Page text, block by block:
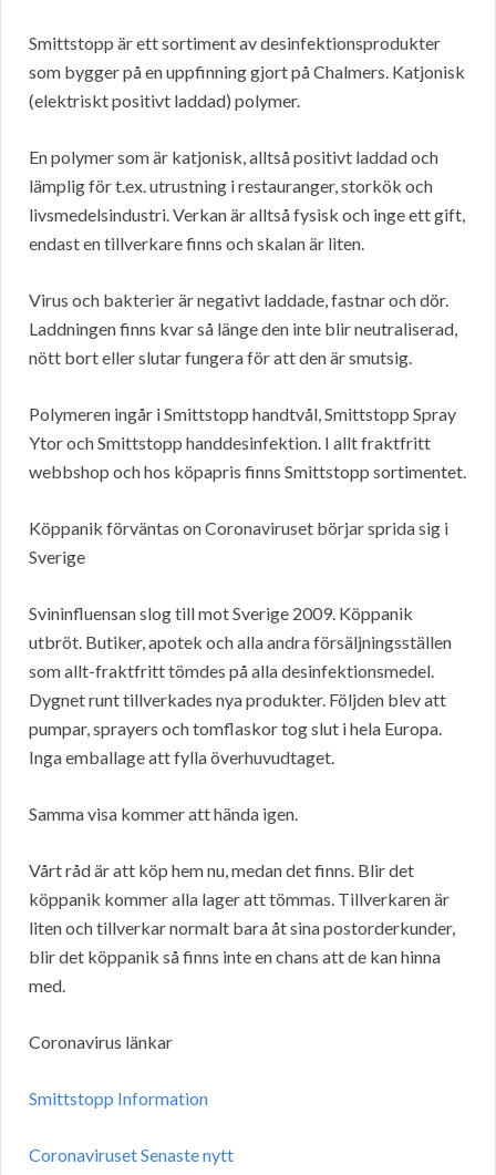
Smittstopp är ett sortiment av desinfektionsprodukter
som bygger på en uppfinning gjort på Chalmers. Katjonisk
(elektriskt positivt laddad) polymer.
En polymer som är katjonisk, alltså positivt laddad och
lämplig för t.ex. utrustning i restauranger, storkök och
livsmedelsindustri. Verkan är alltså fysisk och inge ett gift,
endast en tillverkare finns och skalan är liten.
Virus och bakterier är negativt laddade, fastnar och dör.
Laddningen finns kvar så länge den inte blir neutraliserad,
nött bort eller slutar fungera för att den är smutsig.
Polymeren ingår i Smittstopp handtvål, Smittstopp Spray
Ytor och Smittstopp handdesinfektion. I allt fraktfritt
webbshop och hos köpapris finns Smittstopp sortimentet.
Köppanik förväntas on Coronaviruset börjar sprida sig i
Sverige
Svininfluensan slog till mot Sverige 2009. Köppanik
utbröt. Butiker, apotek och alla andra försäljningsställen
som allt-fraktfritt tömdes på alla desinfektionsmedel.
Dygnet runt tillverkades nya produkter. Följden blev att
pumpar, sprayers och tomflaskor tog slut i hela Europa.
Inga emballage att fylla överhuvudtaget.
Samma visa kommer att hända igen.
Vårt råd är att köp hem nu, medan det finns. Blir det
köppanik kommer alla lager att tömmas. Tillverkaren är
liten och tillverkar normalt bara åt sina postorderkunder,
blir det köppanik så finns inte en chans att de kan hinna
med.
Coronavirus länkar
Smittstopp Information
Coronaviruset Senaste nytt